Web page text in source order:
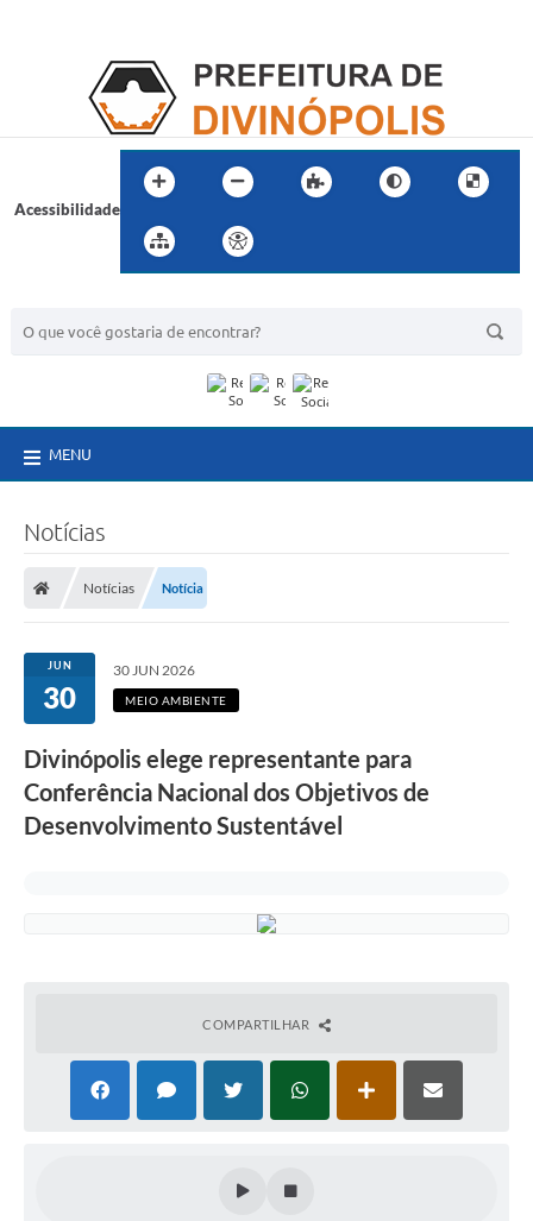
Acessibilidade
MENU
Notícias
Notícias Notícia
JUN
30
30 JUN 2026
MEIO AMBIENTE
Divinópolis elege representante para
Conferência Nacional dos Objetivos de
Desenvolvimento Sustentável
COMPARTILHAR